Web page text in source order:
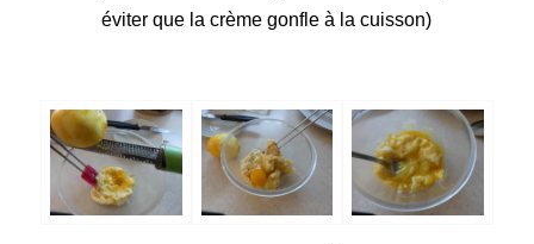
éviter que la crème gonfle à la cuisson)